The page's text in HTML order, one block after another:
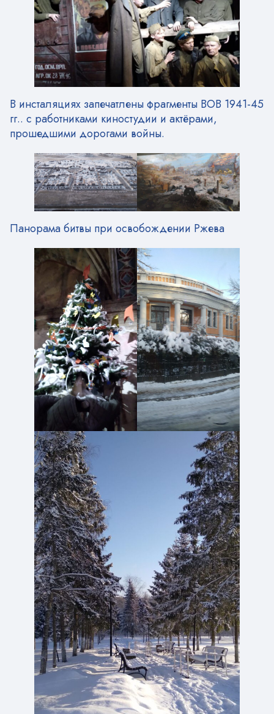
В инсталяциях запечатлены фрагменты ВОВ 1941-45
гг.. с работниками киностудии и актёрами,
прошедшими дорогами войны.
Панорама битвы при освобождении Ржева